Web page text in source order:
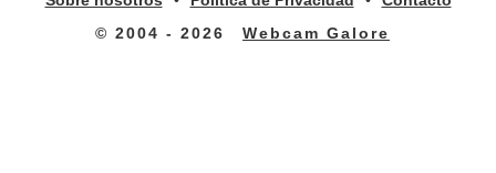
© 2004 - 2026
Webcam Galore